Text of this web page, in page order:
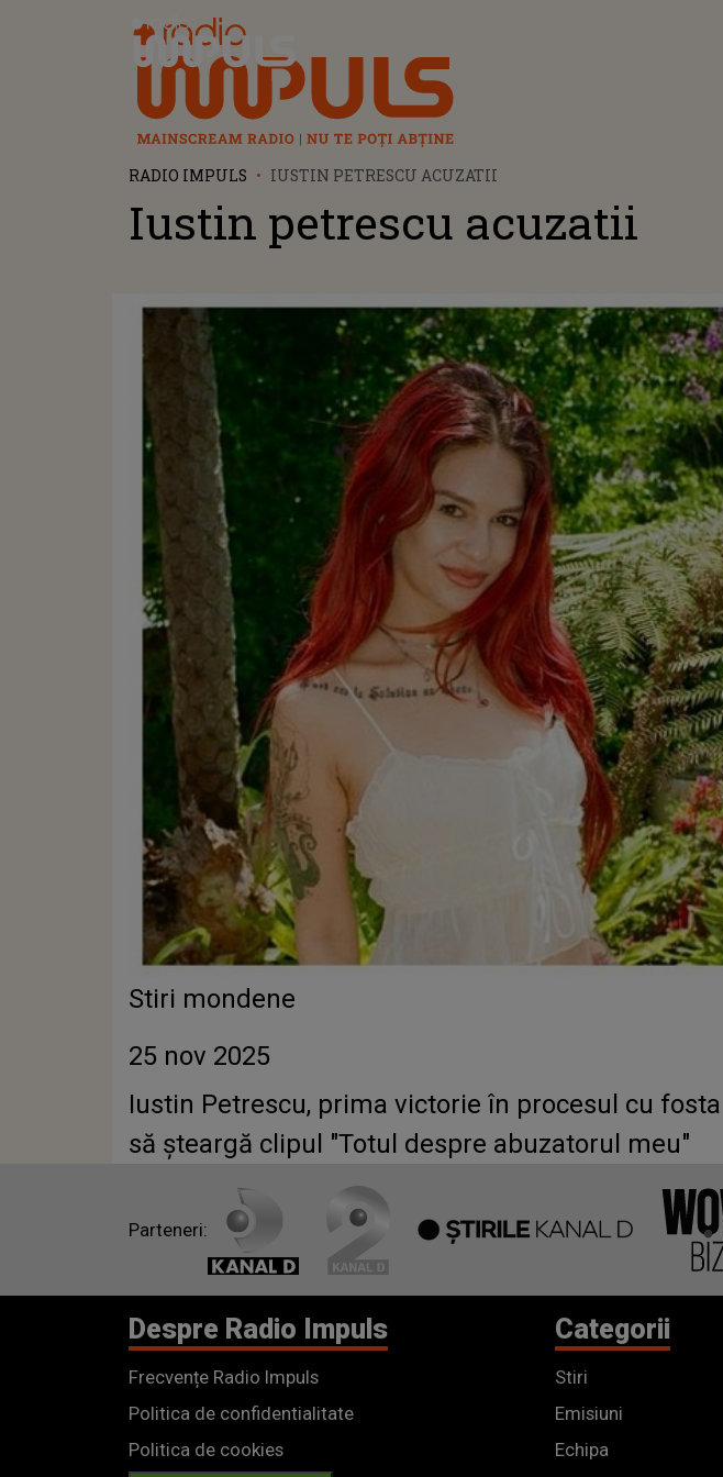
Radio Impuls
RADIO IMPULS IUSTIN PETRESCU ACUZATII
Iustin petrescu acuzatii
Stiri mondene
25 nov 2025
Iustin Petrescu, prima victorie în procesul cu
să șteargă clipul "Totul despre abuzatorul meu"
Parteneri:
Despre Radio Impuls
Frecvențe Radio Impuls
Politica de confidentialitate
Politica de cookies
Categorii
Stiri
Emisiuni
Echipa